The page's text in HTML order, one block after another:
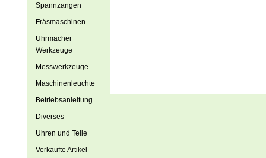
Spannzangen
Fräsmaschinen
Uhrmacher
Werkzeuge
Messwerkzeuge
Maschinenleuchte
Betriebsanleitung
Diverses
Uhren und Teile
Verkaufte Artikel